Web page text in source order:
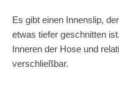
Es gibt einen Innenslip,
etwas tiefer geschnitten
Inneren der Hose und
verschließbar.